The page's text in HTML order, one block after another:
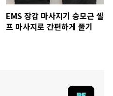
EMS 장갑 마사지기 승모근 셀
프 마사지로 간편하게 풀기